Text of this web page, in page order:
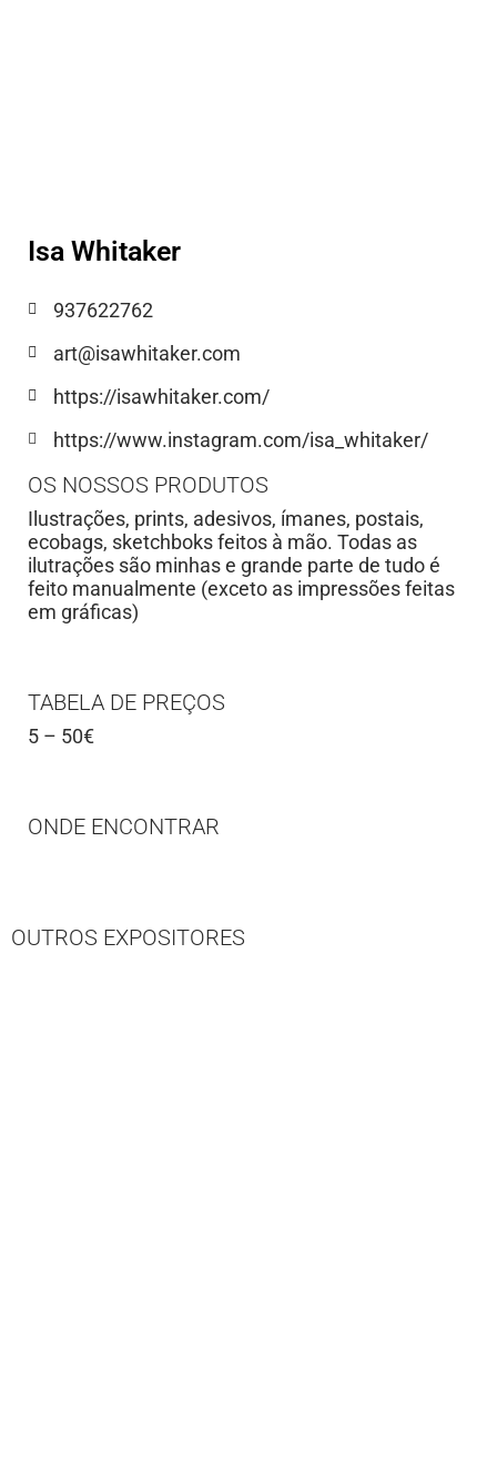
Isa Whitaker
937622762
art@isawhitaker.com
https://isawhitaker.com/
https://www.instagram.com/isa_whitaker/
OS NOSSOS PRODUTOS
Ilustrações, prints, adesivos, ímanes, postais,
ecobags, sketchboks feitos à mão. Todas as
ilutrações são minhas e grande parte de tudo é
feito manualmente (exceto as impressões feitas
em gráficas)
TABELA DE PREÇOS
5 – 50€
ONDE ENCONTRAR
OUTROS EXPOSITORES